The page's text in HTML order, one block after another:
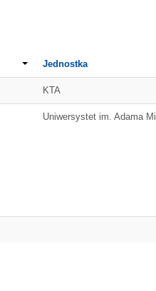
Jednostka
KTA
Uniwersystet im. Adama